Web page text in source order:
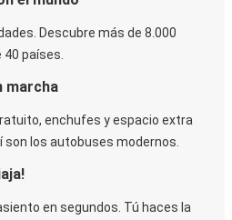
Descubre más de 8.000
países.
marcha
enchufes y espacio extra
son los autobuses modernos.
en segundos. Tú haces la